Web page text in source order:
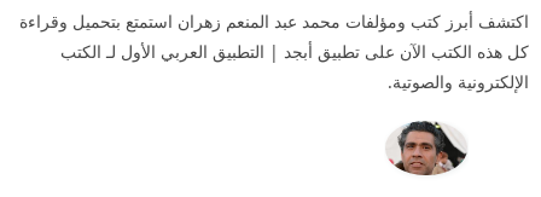
اكتشف أبرز كتب ومؤلفات محمد عبد المنعم زهران استمتع بتحميل وقراءة
كل هذه الكتب الآن على تطبيق أبجد | التطبيق العربي الأول لـ الكتب
الإلكترونية والصوتية.